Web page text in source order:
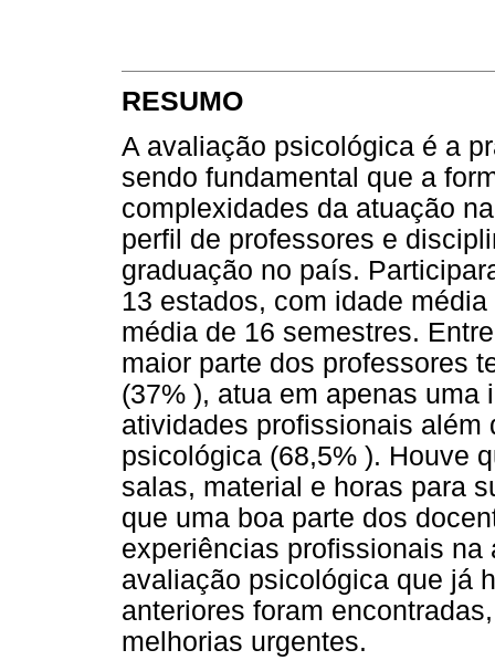
RESUMO
A avaliação psicológica é a
sendo fundamental que a
complexidades da atuação
perfil de professores e
graduação no país.
13 estados, com idade
média de 16 semestres.
maior parte dos professores
(37% ), atua em apenas
atividades profissionais
psicológica (68,5% ). Houve
salas, material e horas para
que uma boa parte dos
experiências profissionais
avaliação psicológica que já
anteriores foram
melhorias urgentes.